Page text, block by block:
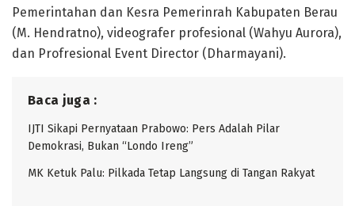
Pemerintahan dan Kesra Pemerinrah Kabupaten Berau
(M. Hendratno), videografer profesional (Wahyu Aurora),
dan Profresional Event Director (Dharmayani).
Baca juga :
IJTI Sikapi Pernyataan Prabowo: Pers Adalah Pilar
Demokrasi, Bukan “Londo Ireng”
MK Ketuk Palu: Pilkada Tetap Langsung di Tangan Rakyat